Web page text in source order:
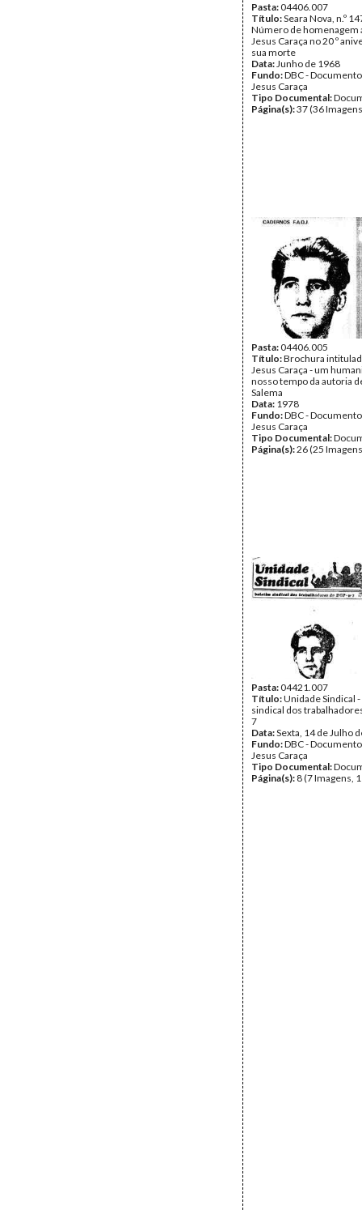
Pasta:04406.007
Título:Seara Nova, n.º
Número de homenagem
Jesus Caraça no 20 º
sua morte
Data:Junho de 1968
Fundo:DBC -
Jesus Caraça
Tipo Documental:
Página(s):37 (36
Pasta:04406.005
Título:Brochura
Jesus Caraça - um
nosso tempo da autoria
Salema
Data: 1978
Fundo:DBC -
Jesus Caraça
Tipo Documental:
Página(s):26 (25
Pasta:04421.007
Título:Unidade Sindical
sindical dos trabalhadores
7
Data:Sexta, 14 de Julho
Fundo:DBC -
Jesus Caraça
Tipo Documental:
Página(s): 8 (7 Imagens,